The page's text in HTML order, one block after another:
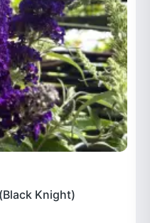
Knight)